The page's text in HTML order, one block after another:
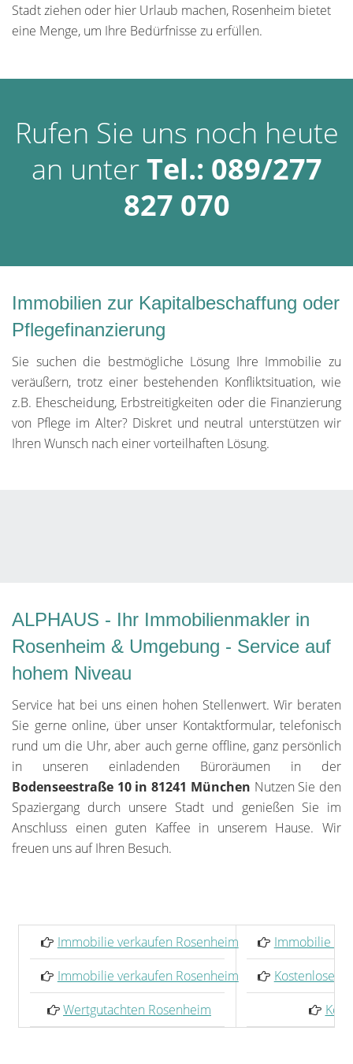
Stadt ziehen oder hier Urlaub machen, Rosenheim bietet
eine Menge, um Ihre Bedürfnisse zu erfüllen.
Rufen Sie uns noch heute
an unterTel.: 089/277
827 070
Immobilien zur Kapitalbeschaffung oder
Pflegefinanzierung
Sie suchen die bestmögliche Lösung Ihre Immobilie zu
veräußern, trotz einer bestehenden Konfliktsituation, wie
z.B. Ehescheidung, Erbstreitigkeiten oder die Finanzierung
von Pflege im Alter? Diskret und neutral unterstützen wir
Ihren Wunsch nach einer vorteilhaften Lösung.
ALPHAUS - Ihr Immobilienmakler in
Rosenheim & Umgebung - Service auf
hohem Niveau
Service hat bei uns einen hohen Stellenwert. Wir beraten
Sie gerne online, über unser Kontaktformular, telefonisch
rund um die Uhr, aber auch gerne offline, ganz persönlich
in unseren einladenden Büroräumen in der
Bodenseestraße 10 in 81241 München Nutzen Sie den
Spaziergang durch unsere Stadt und genießen Sie im
Anschluss einen guten Kaffee in unserem Hause. Wir
freuen uns auf Ihren Besuch.
Immobilie verkaufen Rosenheim
Immobilie
Immobilie verkaufen Rosenheim
Kostenlose
Wertgutachten Rosenheim